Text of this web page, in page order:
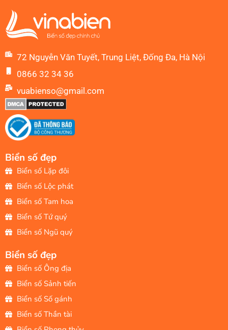
72 Nguyễn Văn Tuyết, Trung Liệt, Đống Đa, Hà Nội
0866 32 34 36
vuabienso@gmail.com
Biển số đẹp
Biển số Lặp đôi
Biển số Lộc phát
Biển số Tam hoa
Biển số Tứ quý
Biển số Ngũ quý
Biển số đẹp
Biển số Ông địa
Biển số Sảnh tiến
Biển số Số gánh
Biển số Thần tài